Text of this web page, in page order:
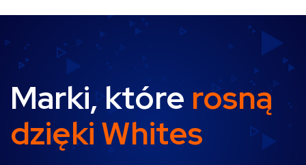
Marki, które rosną
dzięki Whites